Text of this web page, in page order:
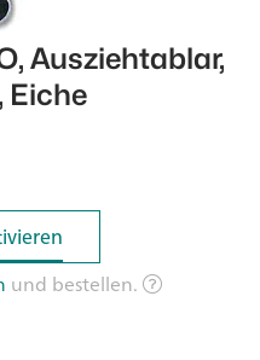
Ausziehtablar,
Eiche
und bestellen.